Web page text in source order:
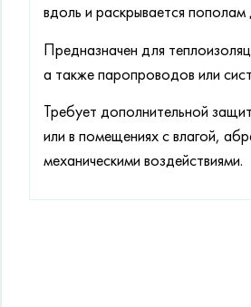
вдоль и раскрывается
Предназначен для
а также паропроводов или
Требует дополнительной
или в помещениях с влагой,
механическими воздействиями.